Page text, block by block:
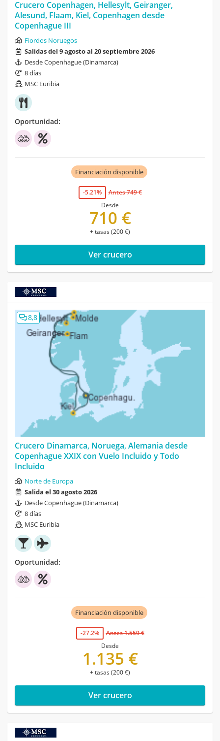
Crucero Copenhagen, Hellesylt, Geiranger,
Alesund, Flaam, Kiel, Copenhagen desde
Copenhague III
Fiordos Noruegos
Salidas del 9 agosto al 20 septiembre 2026
Desde Copenhague (Dinamarca)
8 días
MSC Euribia
Oportunidad:
Financiación disponible
-5.21%
Antes 749 €
Desde
710 €
+ tasas (200 €)
Ver crucero
8,8
Crucero Dinamarca, Noruega, Alemania desde
Copenhague XXIX con Vuelo Incluido y Todo
Incluido
Norte de Europa
Salida el 30 agosto 2026
Desde Copenhague (Dinamarca)
8 días
MSC Euribia
Oportunidad:
Financiación disponible
-27.2%
Antes 1.559 €
Desde
1.135 €
+ tasas (200 €)
Ver crucero